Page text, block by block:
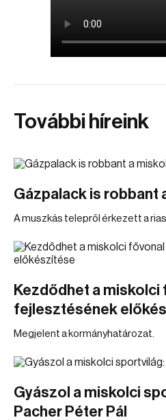
További híreink
Gázpalack is robbant
A muszkás telepről érkezett a
Kezdődhet a miskolci
fejlesztésének
Megjelent a kormányhatározat.
Gyászol a miskolci
Pacher Péter Pál